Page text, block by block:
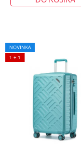
NOVINKA
1 + 1